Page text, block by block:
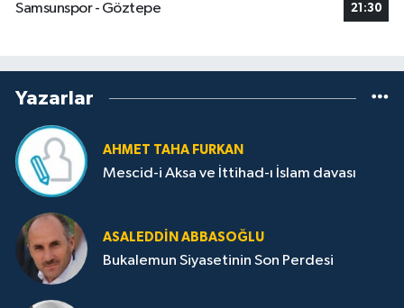
Samsunspor - Göztepe
21:30
Yazarlar
AHMET TAHA FURKAN
Mescid-i Aksa ve İttihad-ı İslam davası
ASALEDDIN ABBASOĞLU
Bukalemun Siyasetinin Son Perdesi